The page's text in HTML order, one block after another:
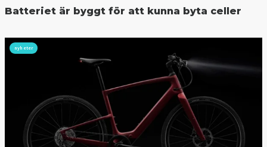
Batteriet är byggt för att kunna byta celler
nyheter